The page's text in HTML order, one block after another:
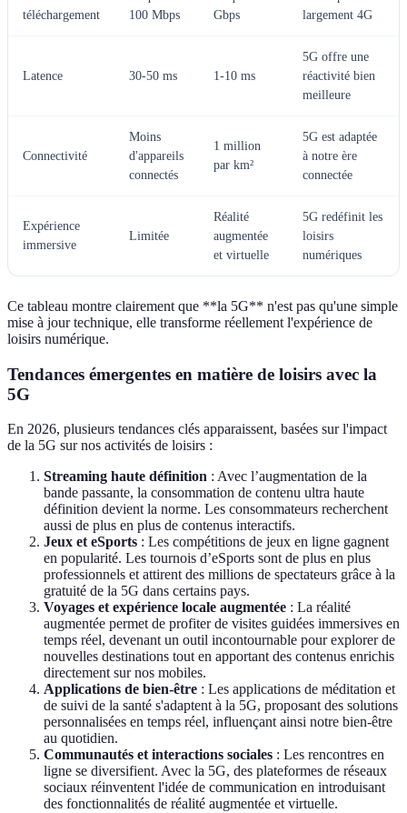
téléchargement
100 Mbps
Gbps
largement 4G
Latence 30-50 ms 1-10 ms
5G offre une
réactivité bien
meilleure
Connectivité
Moins
d'appareils
connectés
1 million
par km²
5G est adaptée
à notre ère
connectée
Expérience
immersive
Limitée
Réalité
augmentée
et virtuelle
5G redéfinit les
loisirs
numériques
Ce tableau montre clairement que **la 5G** n'est pas qu'une simple
mise à jour technique, elle transforme réellement l'expérience de
loisirs numérique.
Tendances émergentes en matière de loisirs avec la
5G
En 2026, plusieurs tendances clés apparaissent, basées sur l'impact
de la 5G sur nos activités de loisirs :
Streaming haute définition : Avec l’augmentation de la
bande passante, la consommation de contenu ultra haute
définition devient la norme. Les consommateurs recherchent
aussi de plus en plus de contenus interactifs.
Jeux et eSports : Les compétitions de jeux en ligne gagnent
en popularité. Les tournois d’eSports sont de plus en plus
professionnels et attirent des millions de spectateurs grâce à la
gratuité de la 5G dans certains pays.
Voyages et expérience locale augmentée : La réalité
augmentée permet de profiter de visites guidées immersives en
temps réel, devenant un outil incontournable pour explorer de
nouvelles destinations tout en apportant des contenus enrichis
directement sur nos mobiles.
Applications de bien-être : Les applications de méditation et
de suivi de la santé s'adaptent à la 5G, proposant des solutions
personnalisées en temps réel, influençant ainsi notre bien-être
au quotidien.
Communautés et interactions sociales : Les rencontres en
ligne se diversifient. Avec la 5G, des plateformes de réseaux
sociaux réinventent l'idée de communication en introduisant
des fonctionnalités de réalité augmentée et virtuelle.